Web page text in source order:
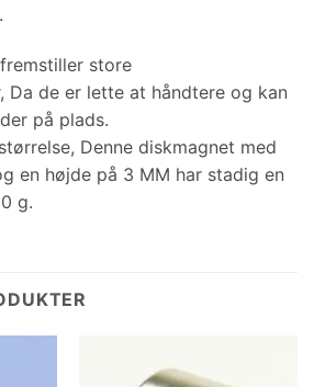
store
Da de er lette at håndtere og kan
på plads.
Denne diskmagnet med
en højde på 3 MM har stadig en
g.